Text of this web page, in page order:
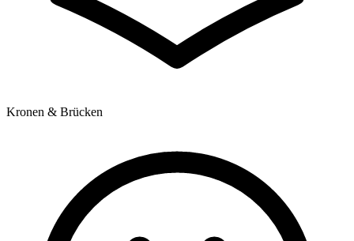
Kronen & Brücken